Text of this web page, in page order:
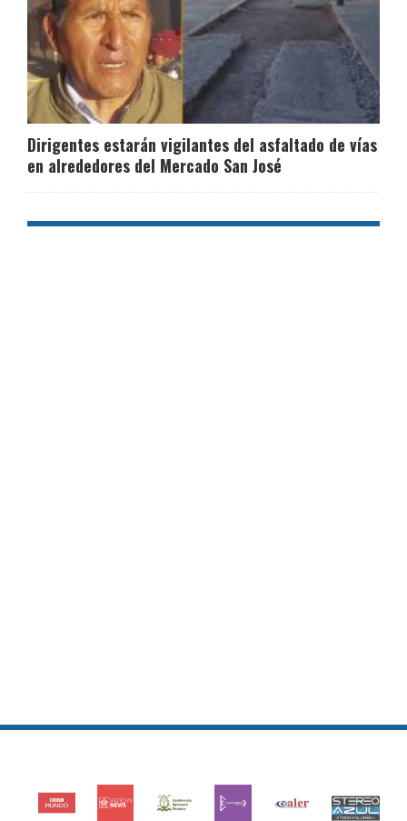
Dirigentes estarán vigilantes del asfaltado de vías
en alrededores del Mercado San José